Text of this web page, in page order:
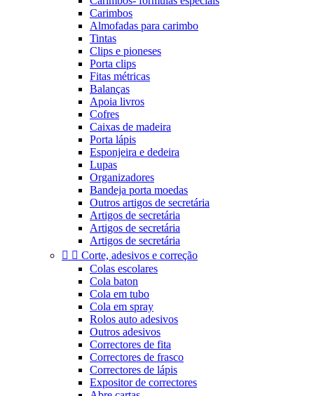
Carimbos
Almofadas para carimbo
Tintas
Clips e pioneses
Porta clips
Fitas métricas
Balanças
Apoia livros
Cofres
Caixas de madeira
Porta lápis
Esponjeira e dedeira
Lupas
Organizadores
Bandeja porta moedas
Outros artigos de secretária
Artigos de secretária
Artigos de secretária
Artigos de secretária
  Corte, adesivos e correção
Colas escolares
Cola baton
Cola em tubo
Cola em spray
Rolos auto adesivos
Outros adesivos
Correctores de fita
Correctores de frasco
Correctores de lápis
Expositor de correctores